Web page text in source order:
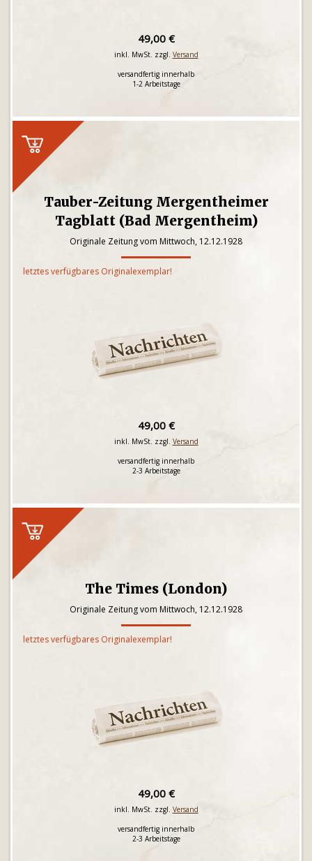
49,00 €
inkl. MwSt. zzgl. Versand
versandfertig innerhalb
1-2 Arbeitstage
Tauber-Zeitung Mergentheimer
Tagblatt (Bad Mergentheim)
Originale Zeitung vom Mittwoch, 12.12.1928
letztes verfügbares Originalexemplar!
49,00 €
inkl. MwSt. zzgl. Versand
versandfertig innerhalb
2-3 Arbeitstage
The Times (London)
Originale Zeitung vom Mittwoch, 12.12.1928
letztes verfügbares Originalexemplar!
49,00 €
inkl. MwSt. zzgl. Versand
versandfertig innerhalb
2-3 Arbeitstage